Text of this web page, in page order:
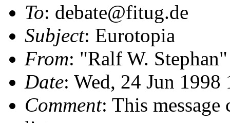
To: debate@fitug.de
Subject: Eurotopia
From: "Ralf W.
Date: Wed, 24 Jun
Comment: This